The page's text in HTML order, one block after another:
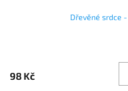
Dřevěné srdce
98 Kč